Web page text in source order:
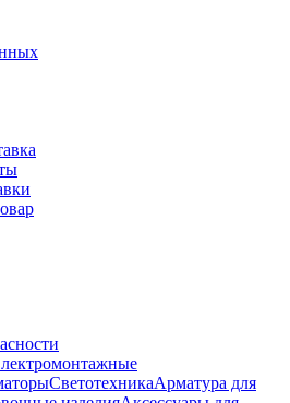
СветотехникаАрматура для